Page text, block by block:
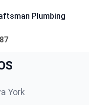
Plumbing
York